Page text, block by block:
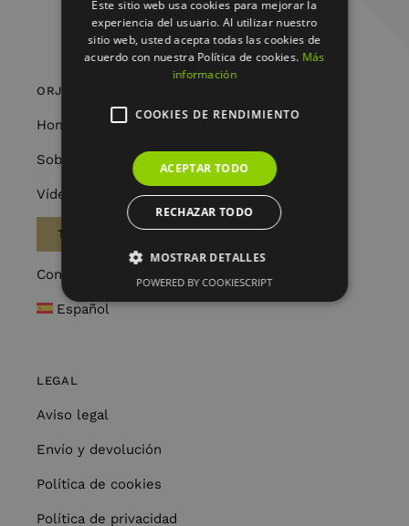
ORJO’S HOME
Home
Sobre Nosotros
Vídeos
TIENDA
Contacto
Español
LEGAL
Aviso legal
Envío y devolución
Política de cookies
Política de privacidad
Este sitio web usa cookies para mejorar la
experiencia del usuario. Al utilizar nuestro
sitio web, usted acepta todas las cookies de
acuerdo con nuestra Política de cookies. Más
información
COOKIES DE RENDIMIENTO
ACEPTAR TODO
RECHAZAR TODO
MOSTRAR DETALLES
POWERED BY COOKIESCRIPT